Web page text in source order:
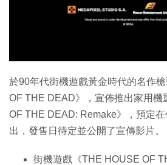
於90年代街機遊戲黃金時代的名作
OF THE DEAD》，宣佈推出家用機
OF THE DEAD: Remake》，預定
出，發售日待定並公開了宣傳影片。
街機遊戲《THE HOUSE OF